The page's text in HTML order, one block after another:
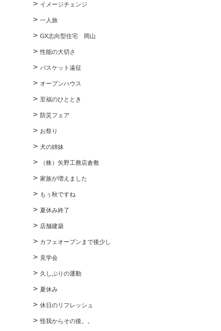
イメージチェンジ
一人旅
GX志向型住宅 岡山
性能の大切さ
バスケット遠征
オープンハウス
至福のひととき
防災フェア
お祭り
犬の姉妹
（株）矢野工務店倉敷
家族が増えました
もぅ秋ですね
夏休み終了
店舗建築
カフェオープンまで後少し
見学会
久しぶりの運動
夏休み
休日のリフレッシュ
怪我からその後。。